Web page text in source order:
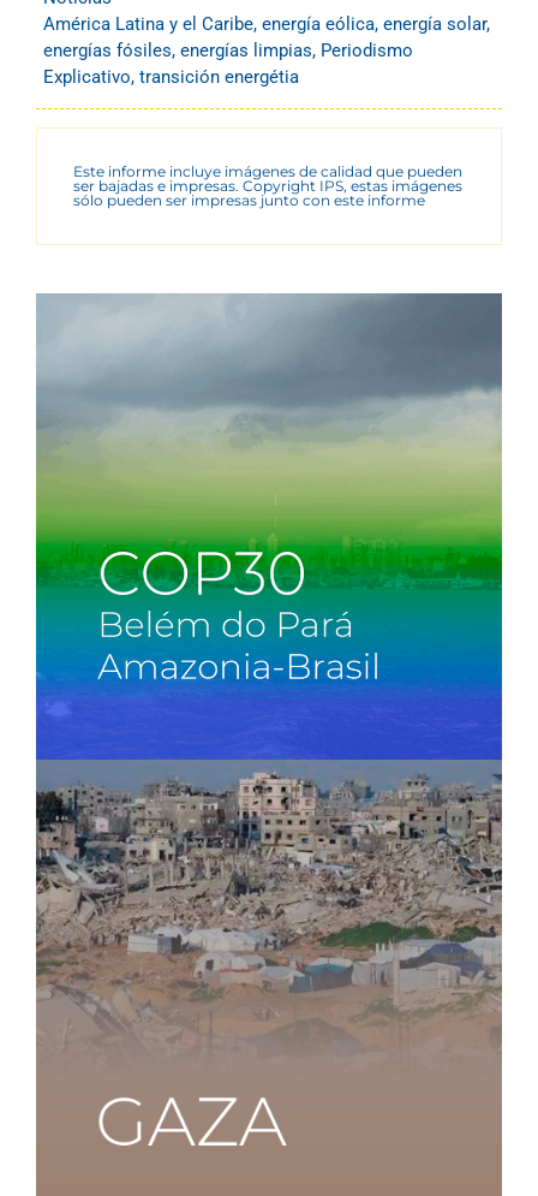
América Latina y el Caribe, energía eólica, energía solar,
energías fósiles, energías limpias, Periodismo
Explicativo, transición energétia
Este informe incluye imágenes de calidad que pueden
ser bajadas e impresas. Copyright IPS, estas imágenes
sólo pueden ser impresas junto con este informe